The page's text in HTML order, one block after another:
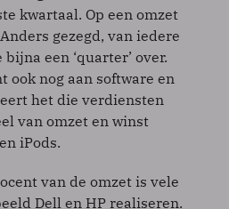
kwartaal. Op een omzet
gezegd, van iedere
een ‘quarter’ over.
nog aan software en
het die verdiensten
van omzet en winst
iPods.
van de omzet is vele
Dell en HP realiseren.